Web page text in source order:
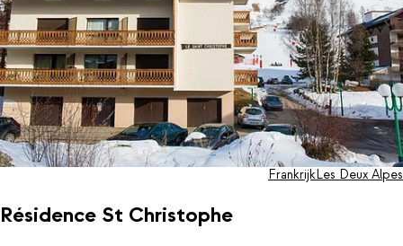
Résidence St Christophe
FrankrijkLes Deux Alpes